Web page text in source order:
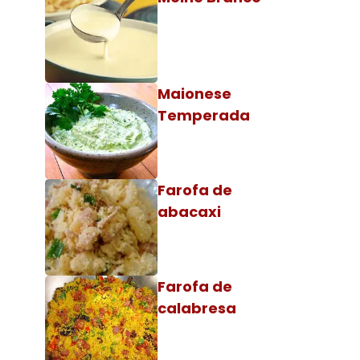
Maionese
Temperada
Farofa de
abacaxi
Farofa de
calabresa